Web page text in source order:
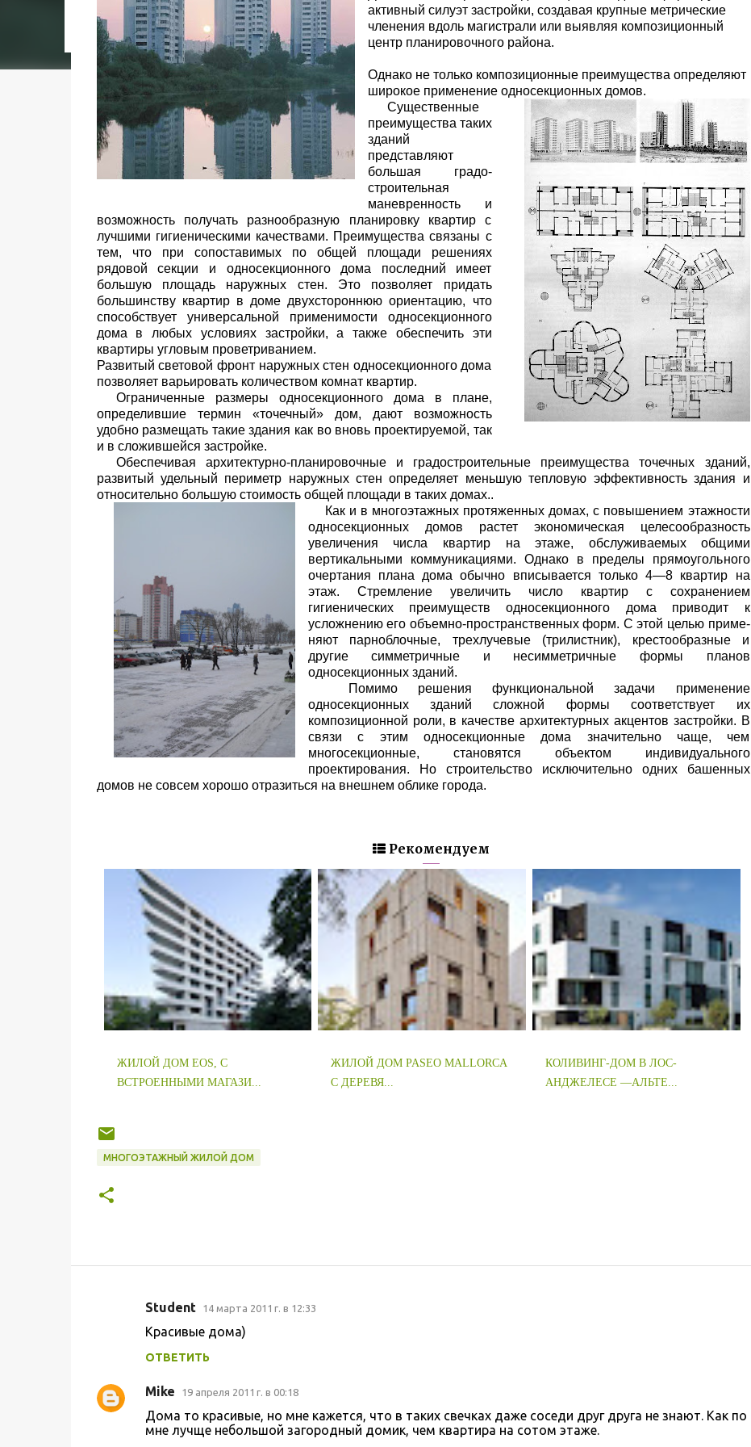
городском конкурсе 2021 года и получением престижной награды «Серебряная пирамида глобального
качества» от Федерации застройщиков Окситании в 2024 году. Концепция «Jardins Secrets» — это
современный средиземноморский манифест. Архитекторы стремились объединить память о военном
прошлом участка с принц...
активный силуэт застройки, создавая крупные метри­ческие
членения вдоль маги­страли или выявляя композиционный
центр планировочного района.
Однако не только композиционные преимущест­ва определяют
широкое применение односекционных домов.
Существенные
преимущества таких
зданий
представляют
большая градо­
строительная
маневренность и
возмож­ность получать разнообразную плани­ровку квартир с
лучшими гигиенически­ми качествами. Преимущества связаны с
тем, что при сопоставимых по общей площади решениях
рядовой секции и односекционного дома последний имеет
большую площадь наружных стен. Это позволяет придать
большинству квартир в доме двухстороннюю ориентацию, что
способствует универсальной примени­мости односекционного
дома в любых условиях застройки, а также обеспе­чить эти
квартиры угловым проветри­ванием.
Развитый световой фронт наружных стен односекционного дома
позволяет варьировать количеством комнат квартир.
Ограниченные размеры односекционного дома в плане,
определившие тер­мин «точечный» дом, дают возможность
удобно размещать такие здания как во вновь проектируемой, так
и в сложив­шейся застройке.
Обеспечивая архитектурно-планировочные и градостроительные преимуще­ства точечных зданий,
развитый удель­ный периметр наружных стен определя­ет меньшую тепловую эффективность здания и
относительно большую стоимость общей площади в таких домах..
Как и в многоэтажных протяжен­ных домах, с повышением этажности
односекционных домов растет экономи­ческая целесообразность
увеличения числа квартир на этаже, обслужива­емых общими
вертикальными коммуни­кациями. Однако в пределы прямоуголь­ного
очертания плана дома обычно впи­сывается только 4—8 квартир на
этаж. Стремление увеличить число квартир с сохранением
гигиенических преиму­ществ односекционного дома приводит к
усложнению его объемно-простран­ственных форм. С этой целью приме­
няют парноблочные, трехлучевые (три­листник), крестообразные и
другие симметричные и несимметричные формы планов
односекционных зданий.
Помимо решения функциональной задачи применение
односекционных зда­ний сложной формы соответствует их
композиционной роли, в качестве архитектурных акцентов застройки. В
связи с этим односекционные дома значительно чаще, чем
многосекционные, становятся объектом индивидуального
проектирования. Но строительство исключительно одних башенных
домов не совсем хорошо отразиться на внешнем облике города.
Рекомендуем
ЖИЛОЙ ДОМ EOS, С
ВСТРОЕННЫМИ МАГАЗИ...
ЖИЛОЙ ДОМ PASEO MALLORCA
С ДЕРЕВЯ...
КОЛИВИНГ-ДОМ В ЛОС-
АНДЖЕЛЕСЕ —АЛЬТЕ...
МНОГОЭТАЖНЫЙ ЖИЛОЙ ДОМ
м
е
Student 14 марта 2011 г. в 12:33
Красивые дома)
ОТВЕТИТЬ
Mike 19 апреля 2011 г. в 00:18
Дома то красивые, но мне кажется, что в таких свечках даже соседи друг друга не знают. Как по
мне лучще небольшой загородный домик, чем квартира на сотом этаже.